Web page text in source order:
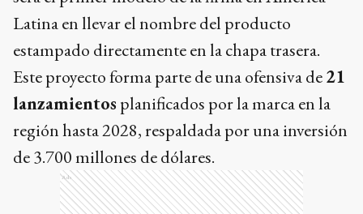
Latina en llevar el nombre del producto
estampado directamente en la chapa trasera.
Este proyecto forma parte de una ofensiva de21
lanzamientos planificados por la marca en la
región hasta 2028, respaldada por una inversión
de 3.700 millones de dólares.
Ads